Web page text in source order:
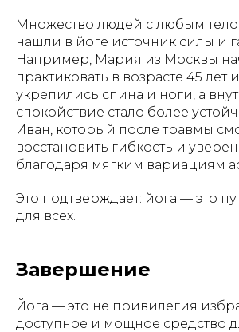
Множество людей с любым
нашли в йоге источник силы и
Например, Мария из Москвы
практиковать в возрасте 45 лет
укрепились спина и ноги, а
спокойствие стало более
Иван, который после травмы
восстановить гибкость и
благодаря мягким вариациям
Это подтверждает: йога — это
для всех.
Завершение
Йога — это не привилегия
доступное и мощное средство